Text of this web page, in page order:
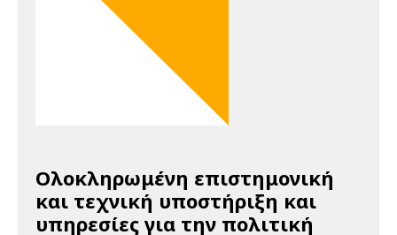
Ολοκληρωμένη επιστημονική
και τεχνική υποστήριξη και
υπηρεσίες για την πολιτική